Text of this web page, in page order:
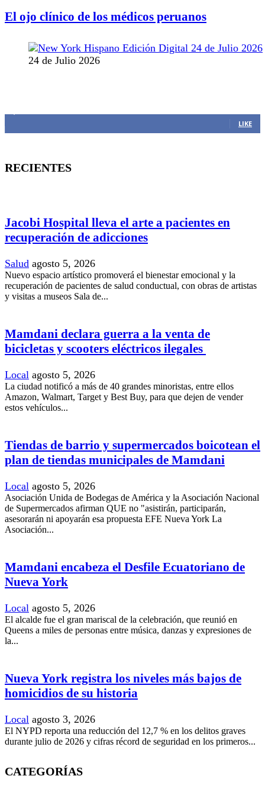
El ojo clínico de los médicos peruanos
24 de Julio 2026
LIKE
RECIENTES
Jacobi Hospital lleva el arte a pacientes en
recuperación de adicciones
Salud agosto 5, 2026
Nuevo espacio artístico promoverá el bienestar emocional y la
recuperación de pacientes de salud conductual, con obras de artistas
y visitas a museos Sala de...
Mamdani declara guerra a la venta de
bicicletas y scooters eléctricos ilegales
Local agosto 5, 2026
La ciudad notificó a más de 40 grandes minoristas, entre ellos
Amazon, Walmart, Target y Best Buy, para que dejen de vender
estos vehículos...
Tiendas de barrio y supermercados boicotean el
plan de tiendas municipales de Mamdani
Local agosto 5, 2026
Asociación Unida de Bodegas de América y la Asociación Nacional
de Supermercados afirman QUE no "asistirán, participarán,
asesorarán ni apoyarán esa propuesta EFE Nueva York La
Asociación...
Mamdani encabeza el Desfile Ecuatoriano de
Nueva York
Local agosto 5, 2026
El alcalde fue el gran mariscal de la celebración, que reunió en
Queens a miles de personas entre música, danzas y expresiones de
la...
Nueva York registra los niveles más bajos de
homicidios de su historia
Local agosto 3, 2026
El NYPD reporta una reducción del 12,7 % en los delitos graves
durante julio de 2026 y cifras récord de seguridad en los primeros...
CATEGORÍAS